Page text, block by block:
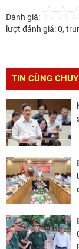
Đánh giá:
lượt đánh giá:0,
TIN CÙNG